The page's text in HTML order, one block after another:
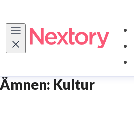
Ämnen: Kultur